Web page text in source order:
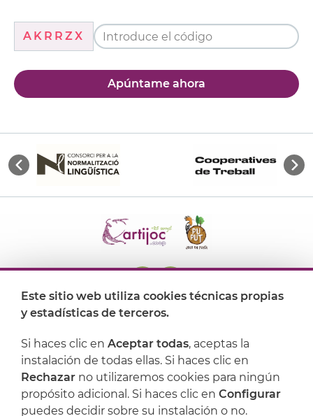
AKRRZX
Apúntame ahora
Dónde encontrarnos
Artijoc
Soporte
Este sitio web utiliza cookies técnicas propias
y estadísticas de terceros.
Si haces clic en Aceptar todas, aceptas la
instalación de todas ellas. Si haces clic en
Rechazar no utilizaremos cookies para ningún
propósito adicional. Si haces clic en Configurar
puedes decidir sobre su instalación o no.